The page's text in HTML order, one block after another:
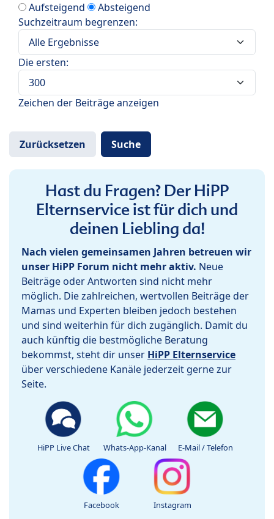
Aufsteigend
Absteigend
Suchzeitraum begrenzen:
Die ersten:
Zeichen der Beiträge anzeigen
Hast du Fragen? Der HiPP
Elternservice ist für dich und
deinen Liebling da!
Nach vielen gemeinsamen Jahren betreuen wir
unser HiPP Forum nicht mehr aktiv. Neue
Beiträge oder Antworten sind nicht mehr
möglich. Die zahlreichen, wertvollen Beiträge der
Mamas und Experten bleiben jedoch bestehen
und sind weiterhin für dich zugänglich. Damit du
auch künftig die bestmögliche Beratung
bekommst, steht dir unser HiPP Elternservice
über verschiedene Kanäle jederzeit gerne zur
Seite.
HiPP Live Chat Whats-App-Kanal E-Mail / Telefon
Facebook Instagram